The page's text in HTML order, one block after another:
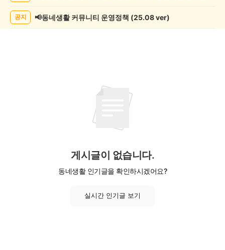
목
공지 📢동네생활 커뮤니티 운영정책 (25.08 ver)
게시글이 없습니다.
동네생활 인기글을 확인하시겠어요?
실시간 인기글 보기